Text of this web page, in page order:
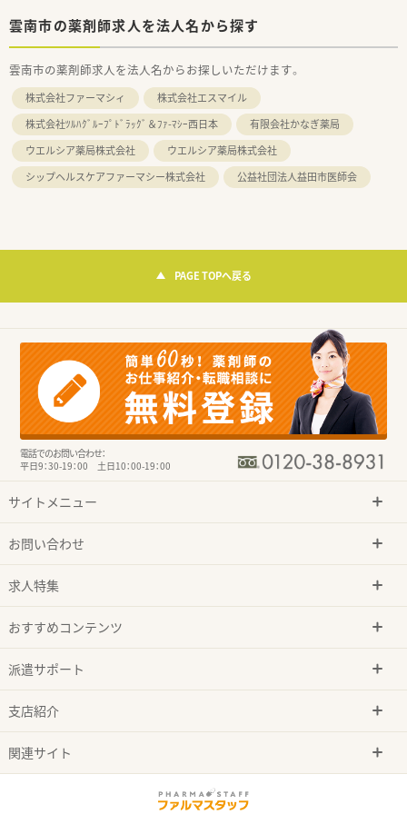
雲南市の薬剤師求人を法人名から探す
雲南市の薬剤師求人を法人名からお探しいただけます。
株式会社ファーマシィ
株式会社エスマイル
株式会社ﾂﾙﾊｸﾞﾙｰﾌﾟﾄﾞﾗｯｸﾞ＆ﾌｧ-ﾏｼｰ西日本
有限会社かなぎ薬局
ウエルシア薬局株式会社
ウエルシア薬局株式会社
シップヘルスケアファーマシー株式会社
公益社団法人益田市医師会
PAGE TOPへ戻る
電話でのお問い合わせ：
平日9：30-19：00 土日10：00-19：00
サイトメニュー
お問い合わせ
求人特集
おすすめコンテンツ
派遣サポート
支店紹介
関連サイト